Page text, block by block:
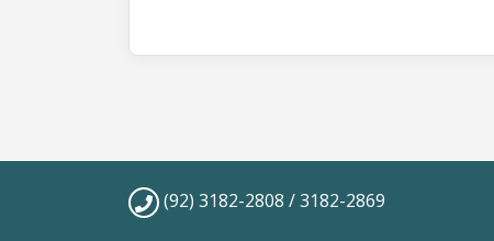
(92) 3182-2808 / 3182-2869